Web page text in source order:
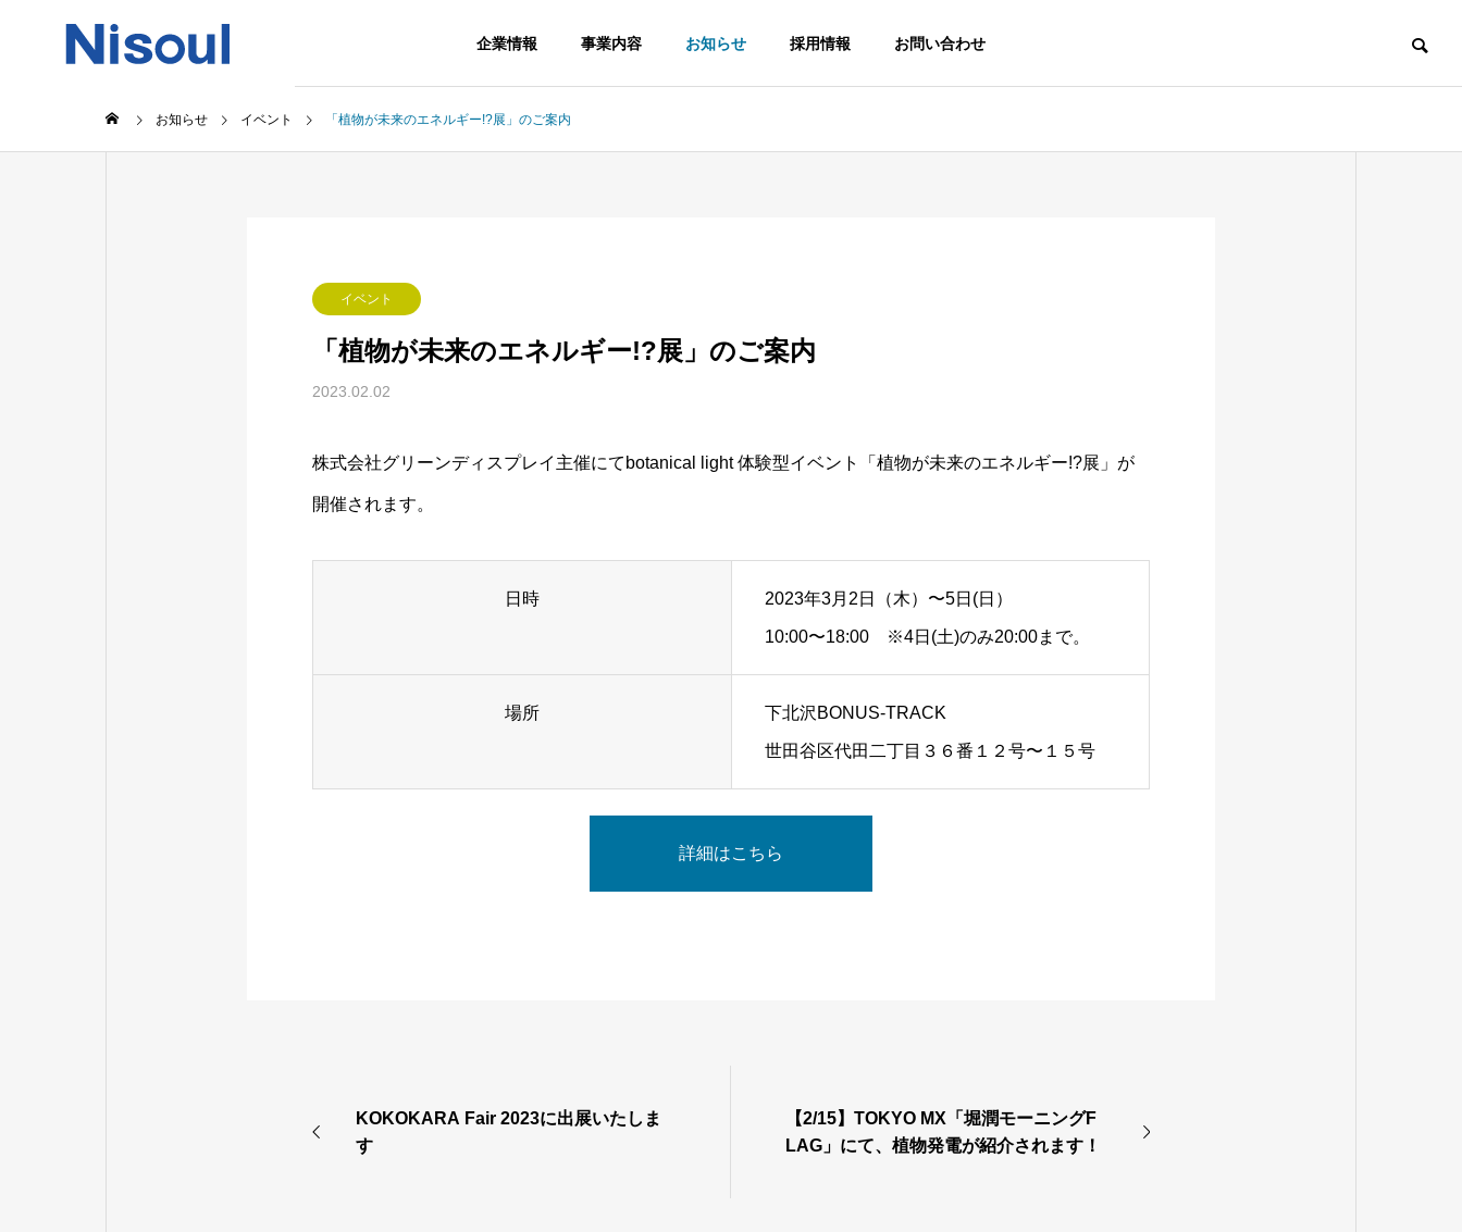
企業情報 事業内容 お知らせ 採用情報 お問い合わせ
お知らせ イベント 「植物が未来のエネルギー!?展」のご案内
イベント
「植物が未来のエネルギー!?展」のご案内
2023.02.02
株式会社グリーンディスプレイ主催にてbotanical light 体験型イベント「植物が未来のエネルギー!?展」が
開催されます。
日時 2023年3月2日（木）〜5日(日）
10:00〜18:00 ※4日(土)のみ20:00まで。
場所 下北沢BONUS-TRACK
世田谷区代田二丁目３６番１２号〜１５号
詳細はこちら
KOKOKARA Fair 2023に出展いたしま
す
【2/15】TOKYO MX「堀潤モーニングF
LAG」にて、植物発電が紹介されます！